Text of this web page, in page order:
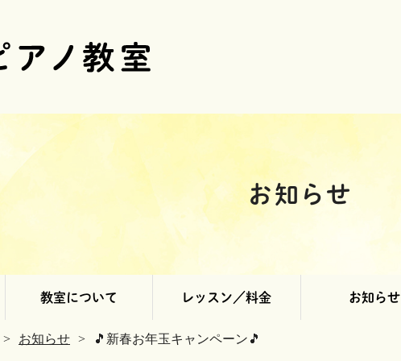
お知らせ
教室について レッスン／料金 お知らせ
お知らせ 🎵新春お年玉キャンペーン🎵